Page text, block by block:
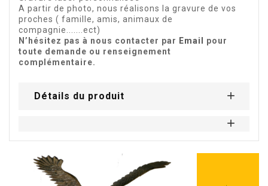
A partir de photo, nous réalisons la gravure de vos
proches ( famille, amis, animaux de
compagnie.......ect)
N’hésitez pas à nous contacter par Email pour
toute demande ou renseignement
complémentaire.
Détails du produit